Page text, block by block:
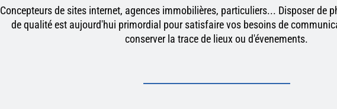
Concepteurs de sites internet, agences immobilières, particuliers... Disposer de
de qualité est aujourd'hui primordial pour satisfaire vos besoins de
conserver la trace de lieux ou d'évenements.